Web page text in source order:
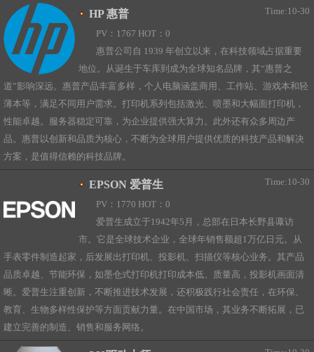
HP 惠普 Time:10-30
PV：1767 HOT：0
惠普公司自 1939 年创立以来，在科技领域占据重要
地位。从诞生于车库到成为全球知名品牌，其“惠普之
道”影响深远。惠普产品丰富多样，个人电脑涵盖商用、工作站、游戏本和轻
薄本等，满足不同用户需求。打印机系列包括激光、喷墨和大幅面打印机，
性能卓越。服务器稳定可靠，为企业提供强大算力。此外还有众多周边产
品。惠普以创新和品质为核心，不断为全球用户提供优质的科技产品和解决
方案，是值得信赖的科技品牌。
EPSON 爱普生 Time:10-30
PV：1770 HOT：0
爱普生成立于1942年5月，总部在日本长野县诹访
市。它是全球技术企业，全球年销售额超1万亿日元。从
手表零件制造起家，后发展出打印机、投影机、扫描仪等核心业务。其产品
品质卓越、节能环保，如墨仓式打印机打印成本低、质量高，投影机画面清
晰。爱普生注重创新，不断推进技术发展，还积极践行社会责任，在环保、
教育、生物多样性保护等方面贡献力量。在中国市场，其业务不断拓展，已
建立完善的制造、销售和服务网络。